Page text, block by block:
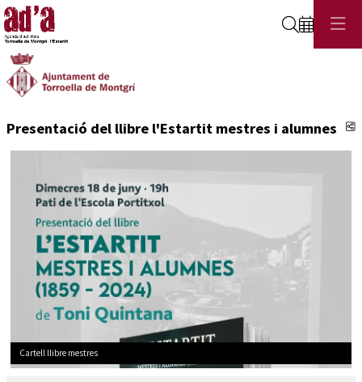
Cerca
Presentació del llibre l'Estartit mestres i alumnes
Cartell llibre mestres